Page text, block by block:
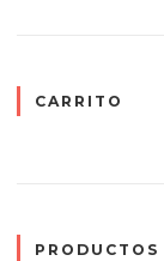
CARRITO